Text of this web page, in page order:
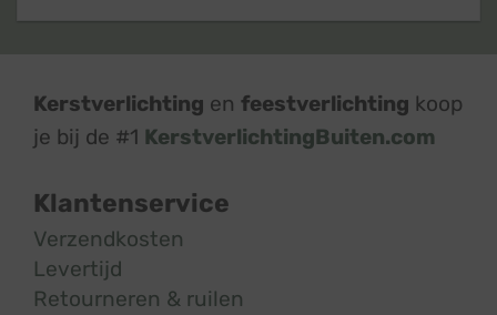
Kerstverlichting en feestverlichting koop
je bij de #1 KerstverlichtingBuiten.com
Klantenservice
Verzendkosten
Levertijd
Retourneren & ruilen